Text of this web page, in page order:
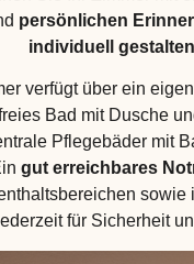
persönlichen
individuell gestalten
verfügt über ein
Bad mit Dusche
Pflegebäder mit
gut erreichbares
sowie
für Sicherheit